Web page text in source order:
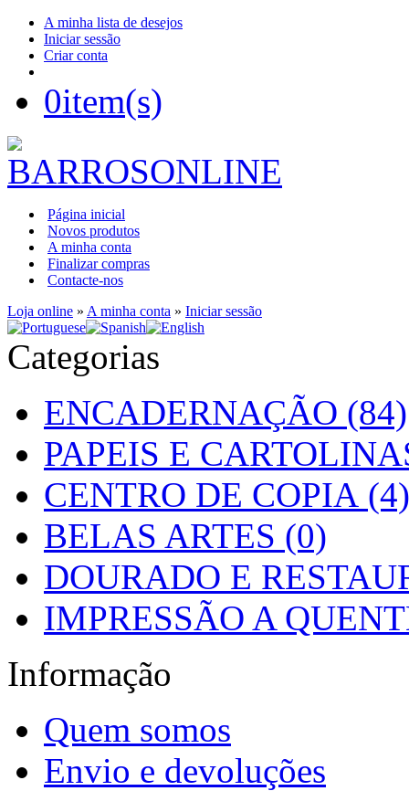
A minha lista de desejos
Iniciar sessão
Criar conta
0item(s)
Página inicial
Novos produtos
A minha conta
Finalizar compras
Contacte-nos
Loja online » A minha conta » Iniciar sessão
Categorias
ENCADERNAÇÃO (84)
PAPEIS E
CENTRO DE COPIA (4)
BELAS ARTES (0)
DOURADO E
IMPRESSÃO A
Informação
Quem somos
Envio e devoluções